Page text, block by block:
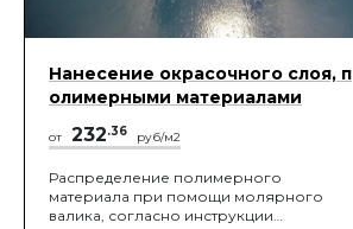
Нанесение окрасочного слоя, п
олимерными материалами
от 232.36 руб/м2
Распределение полимерного
материала при помощи молярного
валика, согласно инструкции